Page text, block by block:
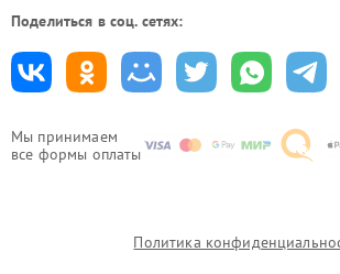
Мы принимаем
все формы оплаты
Поделиться в соц. сетях:
Политика